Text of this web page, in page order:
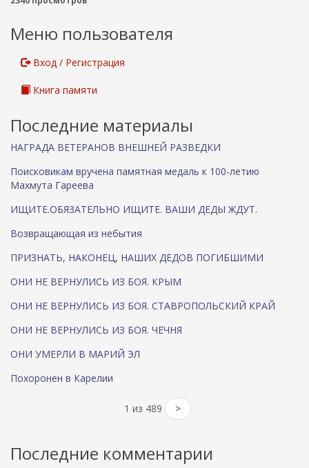
Меню пользователя
Вход / Регистрация
Книга памяти
Последние материалы
НАГРАДА ВЕТЕРАНОВ ВНЕШНЕЙ РАЗВЕДКИ
Поисковикам вручена памятная медаль к 100-летию
Махмута Гареева
ИЩИТЕ.ОБЯЗАТЕЛЬНО ИЩИТЕ. ВАШИ ДЕДЫ ЖДУТ.
Возвращающая из небытия
ПРИЗНАТЬ, НАКОНЕЦ, НАШИХ ДЕДОВ ПОГИБШИМИ
ОНИ НЕ ВЕРНУЛИСЬ ИЗ БОЯ. КРЫМ
ОНИ НЕ ВЕРНУЛИСЬ ИЗ БОЯ. СТАВРОПОЛЬСКИЙ КРАЙ
ОНИ НЕ ВЕРНУЛИСЬ ИЗ БОЯ. ЧЕЧНЯ
ОНИ УМЕРЛИ В МАРИЙ ЭЛ
Похоронен в Карелии
1 из 489 >
Последние комментарии